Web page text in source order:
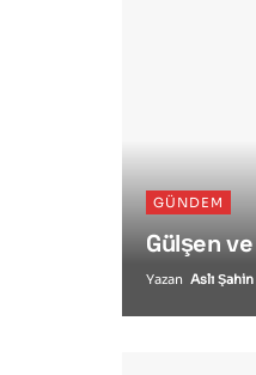
GÜNDEM
Gülşen
Yazan Aslı Şahin